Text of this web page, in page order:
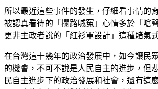
所以最近這些事件的發生，仔細看事情的
被認真看待的「攔路喊冤」心情多於「嗆
更非主政者說的「紅衫軍設計」這種賭氣
在台灣這十幾年的政治發展中，如今讓民
的機會，不可不說是人民自主的進步，但
民自主進步下的政治發展和社會，還有這